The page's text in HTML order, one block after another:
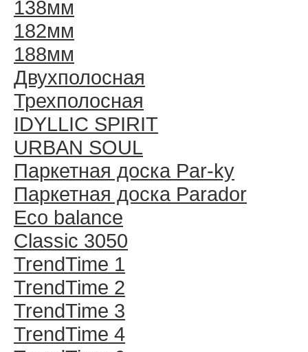
138мм
182мм
188мм
Двухполосная
Трехполосная
IDYLLIC SPIRIT
URBAN SOUL
Паркетная доска Par-ky
Паркетная доска Parador
Eco balance
Classic 3050
TrendTime 1
TrendTime 2
TrendTime 3
TrendTime 4